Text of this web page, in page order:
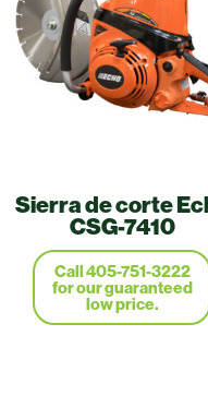
Sierra de corte
CSG-7410
Call 405-751-3222
for our guaranteed
low price.